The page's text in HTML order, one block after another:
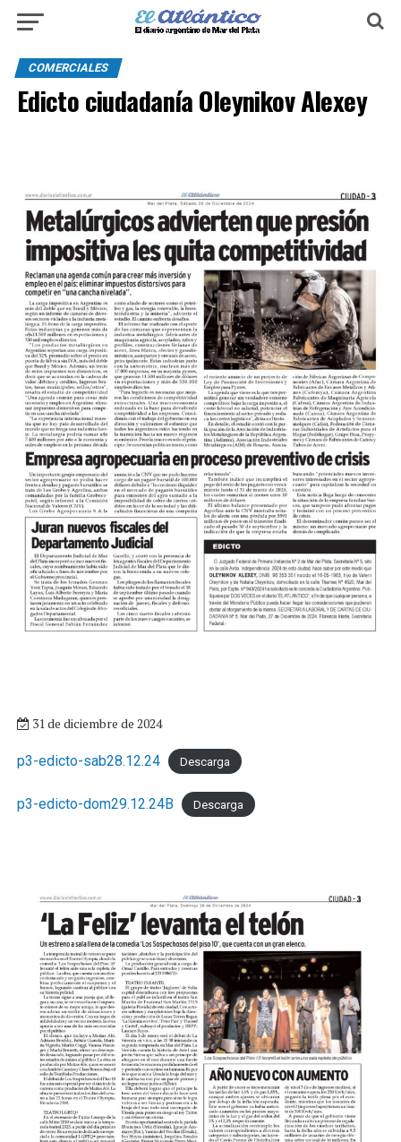
COMERCIALES
Edicto ciudadanía Oleynikov Alexey
31 de diciembre de 2024
p3-edicto-sab28.12.24 Descarga
p3-edicto-dom29.12.24B Descarga